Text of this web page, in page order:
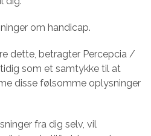
om handicap.
dette, betragter Percepcia /
som et samtykke til at
disse følsomme oplysninger
fra dig selv, vil